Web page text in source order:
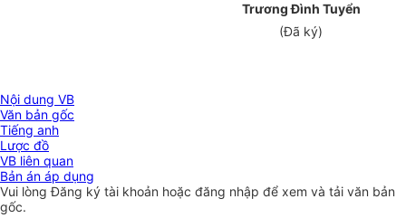
Trương Đình Tuyển
(Đã ký)
Nội dung VB
Văn bản gốc
Tiếng anh
Lược đồ
VB liên quan
Bản án áp dụng
Vui lòngĐăng ký tài khoản hoặc đăng nhập để xem và tải văn bản
gốc.